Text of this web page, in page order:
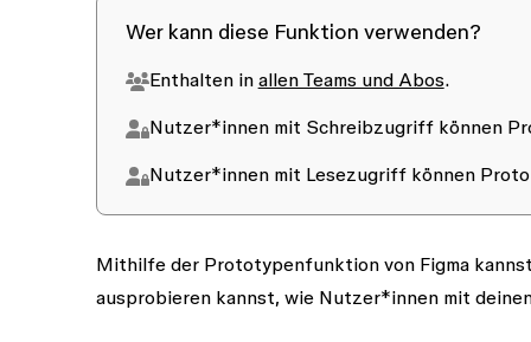
Wer kann diese Funktion verwenden?
Enthalten in allen Teams und Abos.
Nutzer*innen mit Schreibzugriffkönnen
Nutzer*innen mit Lesezugriffkönnen
Mithilfe der Prototypenfunktion von Figma
ausprobieren kannst, wie Nutzer*innen mit